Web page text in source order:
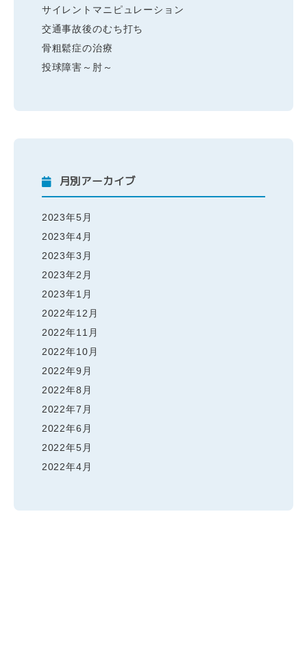
サイレントマニピュレーション
交通事故後のむち打ち
骨粗鬆症の治療
投球障害～肘～
月別アーカイブ
2023年5月
2023年4月
2023年3月
2023年2月
2023年1月
2022年12月
2022年11月
2022年10月
2022年9月
2022年8月
2022年7月
2022年6月
2022年5月
2022年4月